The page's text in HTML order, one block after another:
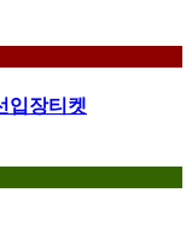
입장티켓